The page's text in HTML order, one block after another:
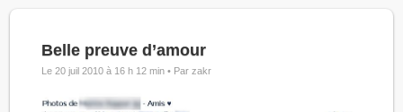
Belle preuve d’amour
Le 20 juil 2010 à 16 h 12 min • Par zakr